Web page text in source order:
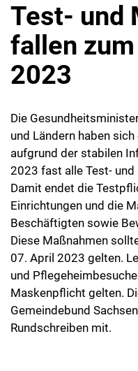
Test- und
fallen
2023
Die
und Ländern haben
aufgrund der stabilen
2023 fast alle Test-
Damit endet die
Einrichtungen und die
Beschäftigten sowie
Diese Maßnahmen
07. April 2023 gelten.
und
Maskenpflicht gelten.
Gemeindebund
Rundschreiben mit.